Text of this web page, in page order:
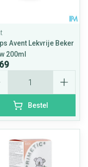
Avent Lekvrije Beker
200ml
Bestel